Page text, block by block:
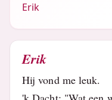
Erik
Erik
Hij vond me leuk.